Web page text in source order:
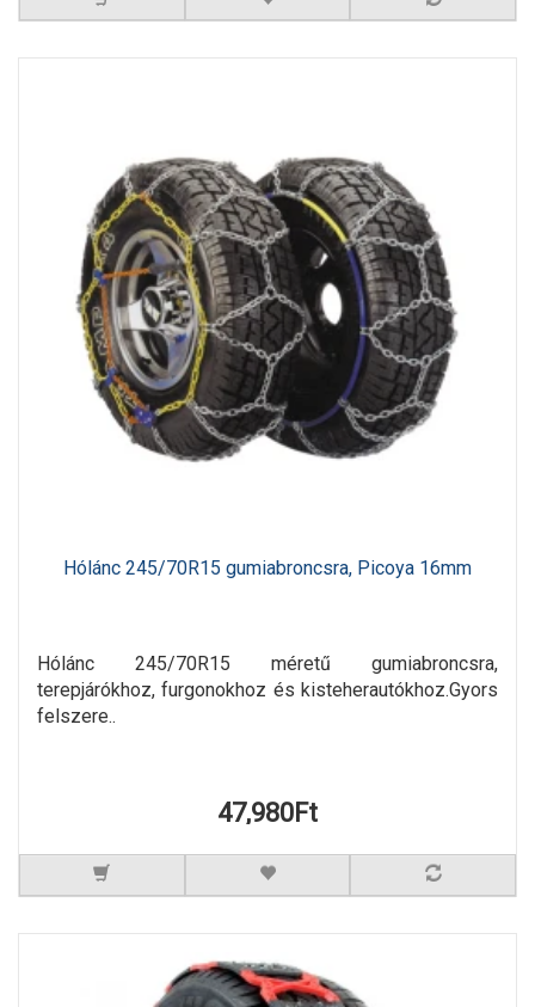
Hólánc 245/70R15 gumiabroncsra, Picoya 16mm
Hólánc 245/70R15 méretű gumiabroncsra,
terepjárókhoz, furgonokhoz és kisteherautókhoz.Gyors
felszere..
47,980Ft